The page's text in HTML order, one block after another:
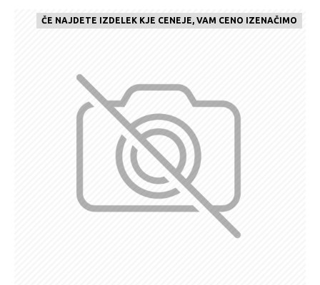
ČE NAJDETE IZDELEK KJE CENEJE, VAM CENO IZENAČIMO